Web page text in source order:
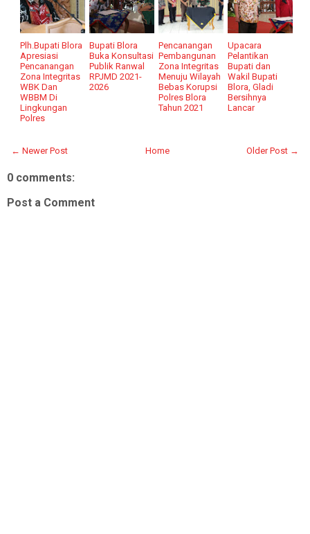
Plh.Bupati Blora
Apresiasi
Pencanangan
Zona Integritas
WBK Dan
WBBM Di
Lingkungan
Polres
Bupati Blora
Buka Konsultasi
Publik Ranwal
RPJMD 2021-
2026
Pencanangan
Pembangunan
Zona Integritas
Menuju Wilayah
Bebas Korupsi
Polres Blora
Tahun 2021
Upacara
Pelantikan
Bupati dan
Wakil Bupati
Blora, Gladi
Bersihnya
Lancar
← Newer Post Older Post →
Home
0 comments:
Post a Comment